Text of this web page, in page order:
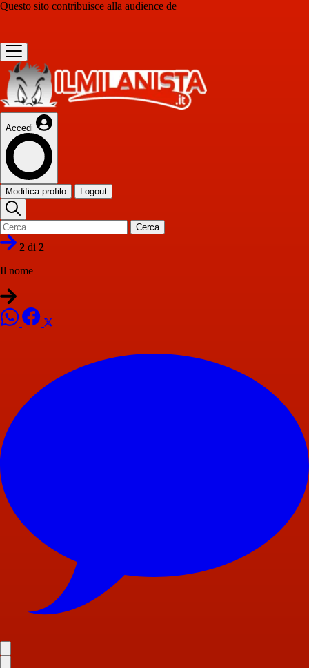
Questo sito contribuisce alla audience de
Accedi
Modifica profilo Logout
Cerca
2 di 2
Il nome